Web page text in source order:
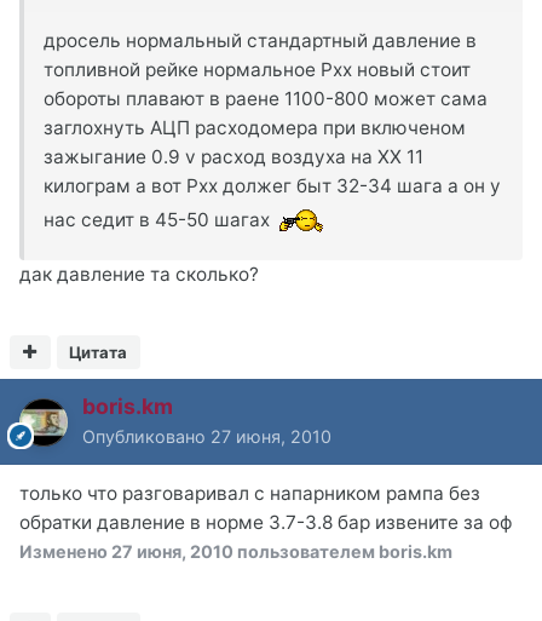
дросель нормальный стандартный давление в
топливной рейке нормальное Pxx новый стоит
обороты плавают в раене 1100-800 может сама
заглохнуть АЦП расходомера при включеном
зажыгание 0.9 v расход воздуха на ХХ 11
килограм а вот Рхх должег быт 32-34 шага а он у
нас седит в 45-50 шагах
дак давление та сколько?
Цитата
boris.km
Опубликовано 27 июня, 2010
только что разговаривал с напарником рампа без
обратки давление в норме 3.7-3.8 бар извените за оф
Изменено 27 июня, 2010 пользователем boris.km